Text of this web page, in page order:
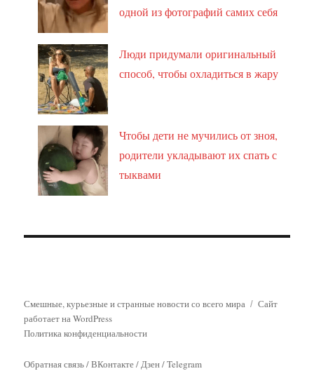
одной из фотографий самих себя
Люди придумали оригинальный
способ, чтобы охладиться в жару
Чтобы дети не мучились от зноя,
родители укладывают их спать с
тыквами
Смешные, курьезные и странные новости со всего мира
Сайт
работает на WordPress
Политика конфиденциальности
Обратная связь/ВКонтакте/Дзен/Telegram